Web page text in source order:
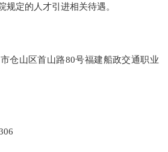
规定的人才引进相关待遇。
山区首山路80号福建船政交通职业